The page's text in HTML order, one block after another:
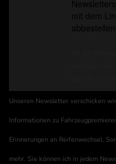
Unseren Newsletter verschicken
Informationen zu
Erinnerungen an Reifenwechsel,
mehr. Sie können ich in jedem